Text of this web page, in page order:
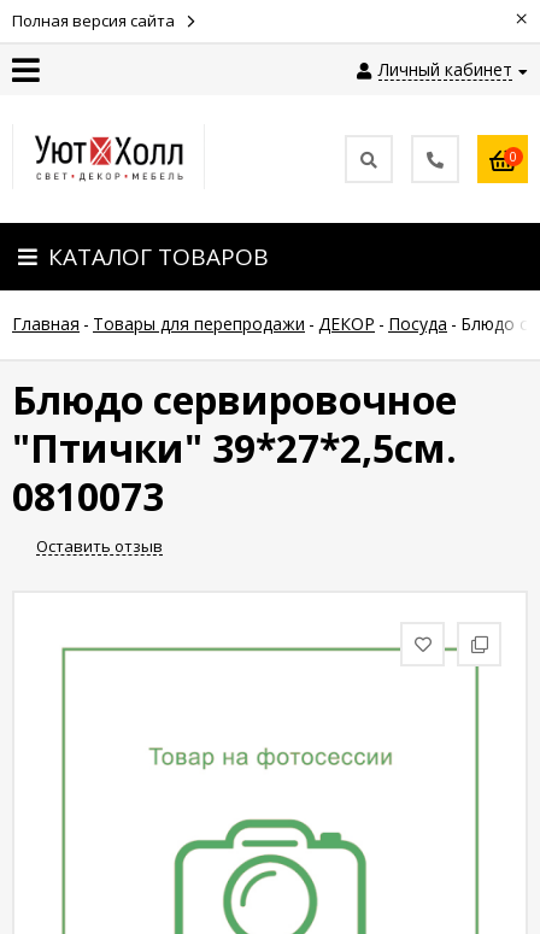
Полная версия сайта ×
Личный кабинет
Оплата
Доставка
Гарантия
возврат
Новости
статьи
0
КАТАЛОГ ТОВАРОВ
Главная - Товары для перепродажи - ДЕКОР - Посуда - Блюдо
Блюдо сервировочное
"Птички" 39*27*2,5см.
0810073
Оставить отзыв